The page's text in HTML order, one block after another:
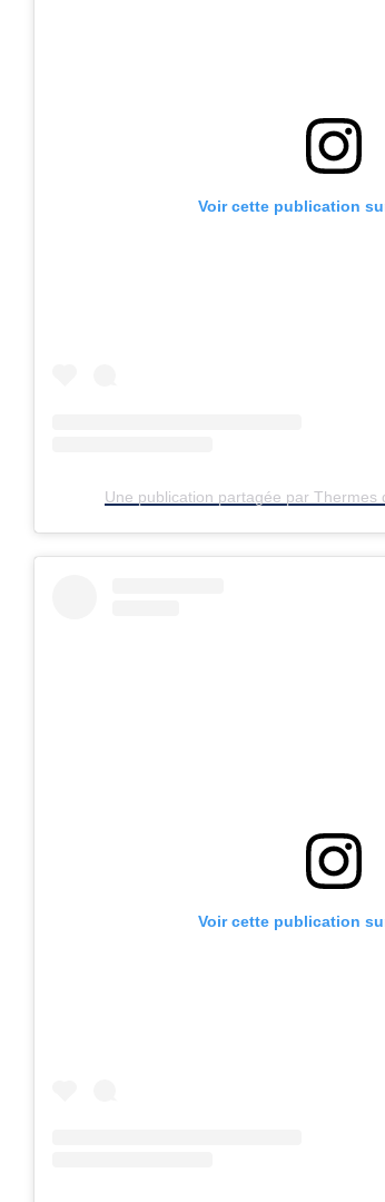
Voir cette publication
Une publication partagée par Thermes
Voir cette publication